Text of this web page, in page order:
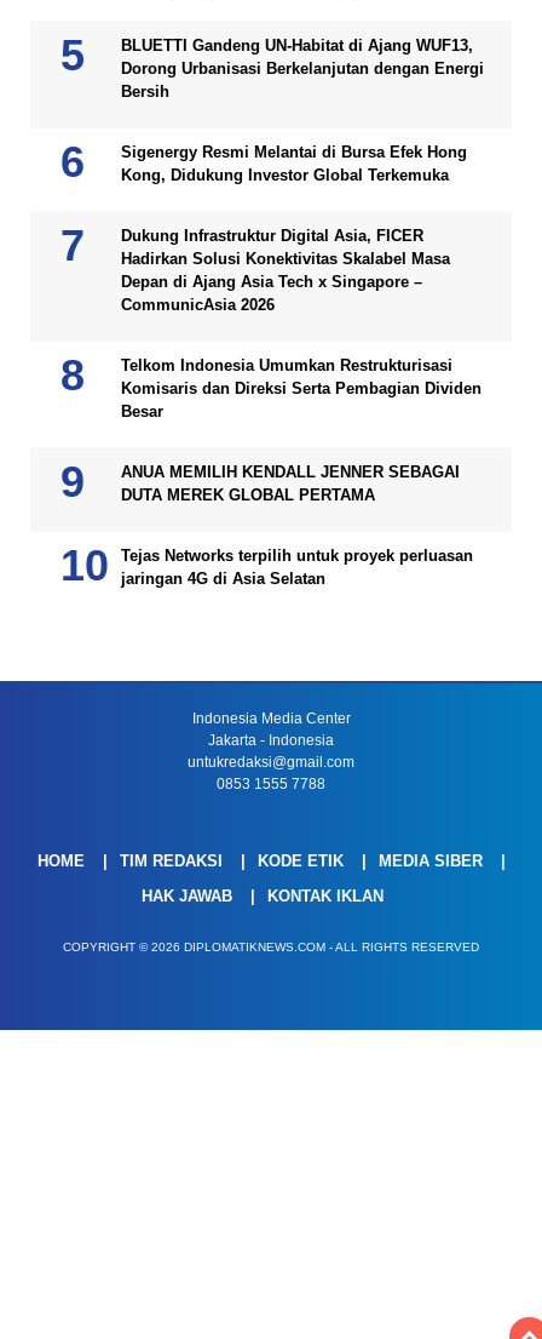
BLUETTI Gandeng UN-Habitat di Ajang WUF13,
Dorong Urbanisasi Berkelanjutan dengan Energi
Bersih
Sigenergy Resmi Melantai di Bursa Efek Hong
Kong, Didukung Investor Global Terkemuka
Dukung Infrastruktur Digital Asia, FICER
Hadirkan Solusi Konektivitas Skalabel Masa
Depan di Ajang Asia Tech x Singapore –
CommunicAsia 2026
Telkom Indonesia Umumkan Restrukturisasi
Komisaris dan Direksi Serta Pembagian Dividen
Besar
ANUA MEMILIH KENDALL JENNER SEBAGAI
DUTA MEREK GLOBAL PERTAMA
Tejas Networks terpilih untuk proyek perluasan
jaringan 4G di Asia Selatan
Indonesia Media Center
Jakarta - Indonesia
untukredaksi@gmail.com
0853 1555 7788
HOME TIM REDAKSI KODE ETIK
MEDIA SIBER
HAK JAWAB
KONTAK IKLAN
COPYRIGHT © 2026 DIPLOMATIKNEWS.COM - ALL RIGHTS RESERVED